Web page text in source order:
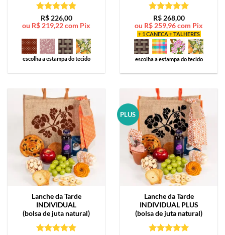
Avaliação5
de 5
R$226,00
ou R$ 219,22com Pix
escolha a estampa do tecido
Avaliação5
de 5
R$268,00
ou R$ 259,96com Pix
+ 1 CANECA + TALHERES
escolha a estampa do tecido
Lanche da Tarde
INDIVIDUAL
(bolsa de juta natural)
PLUS
Lanche da Tarde
INDIVIDUAL PLUS
(bolsa de juta natural)